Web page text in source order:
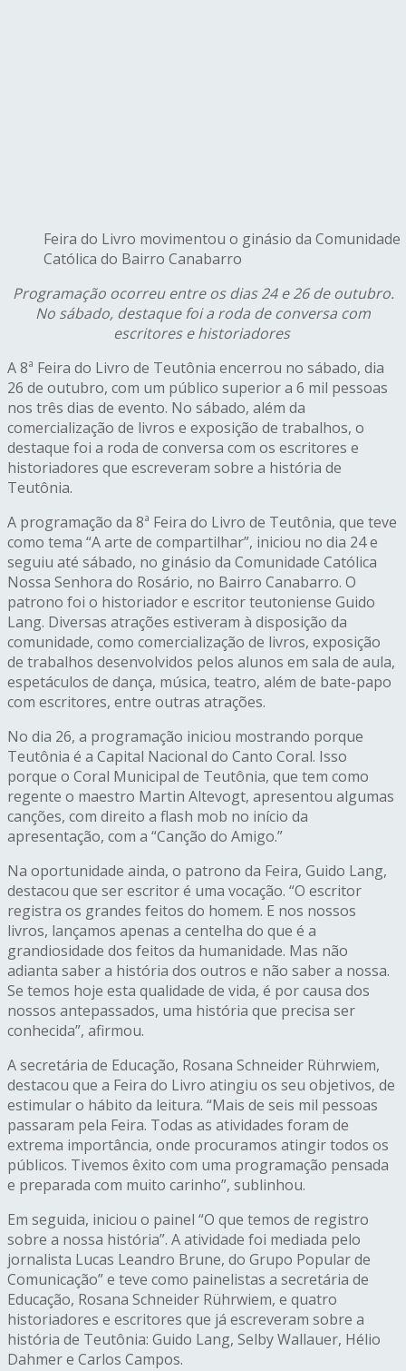
Feira do Livro movimentou o ginásio da Comunidade
Católica do Bairro Canabarro
Programação ocorreu entre os dias 24 e 26 de outubro.
No sábado, destaque foi a roda de conversa com
escritores e historiadores
A 8ª Feira do Livro de Teutônia encerrou no sábado, dia
26 de outubro, com um público superior a 6 mil pessoas
nos três dias de evento. No sábado, além da
comercialização de livros e exposição de trabalhos, o
destaque foi a roda de conversa com os escritores e
historiadores que escreveram sobre a história de
Teutônia.
A programação da 8ª Feira do Livro de Teutônia, que teve
como tema “A arte de compartilhar”, iniciou no dia 24 e
seguiu até sábado, no ginásio da Comunidade Católica
Nossa Senhora do Rosário, no Bairro Canabarro. O
patrono foi o historiador e escritor teutoniense Guido
Lang. Diversas atrações estiveram à disposição da
comunidade, como comercialização de livros, exposição
de trabalhos desenvolvidos pelos alunos em sala de aula,
espetáculos de dança, música, teatro, além de bate-papo
com escritores, entre outras atrações.
No dia 26, a programação iniciou mostrando porque
Teutônia é a Capital Nacional do Canto Coral. Isso
porque o Coral Municipal de Teutônia, que tem como
regente o maestro Martin Altevogt, apresentou algumas
canções, com direito a flash mob no início da
apresentação, com a “Canção do Amigo.”
Na oportunidade ainda, o patrono da Feira, Guido Lang,
destacou que ser escritor é uma vocação. “O escritor
registra os grandes feitos do homem. E nos nossos
livros, lançamos apenas a centelha do que é a
grandiosidade dos feitos da humanidade. Mas não
adianta saber a história dos outros e não saber a nossa.
Se temos hoje esta qualidade de vida, é por causa dos
nossos antepassados, uma história que precisa ser
conhecida”, afirmou.
A secretária de Educação, Rosana Schneider Rührwiem,
destacou que a Feira do Livro atingiu os seu objetivos, de
estimular o hábito da leitura. “Mais de seis mil pessoas
passaram pela Feira. Todas as atividades foram de
extrema importância, onde procuramos atingir todos os
públicos. Tivemos êxito com uma programação pensada
e preparada com muito carinho”, sublinhou.
Em seguida, iniciou o painel “O que temos de registro
sobre a nossa história”. A atividade foi mediada pelo
jornalista Lucas Leandro Brune, do Grupo Popular de
Comunicação” e teve como painelistas a secretária de
Educação, Rosana Schneider Rührwiem, e quatro
historiadores e escritores que já escreveram sobre a
história de Teutônia: Guido Lang, Selby Wallauer, Hélio
Dahmer e Carlos Campos.